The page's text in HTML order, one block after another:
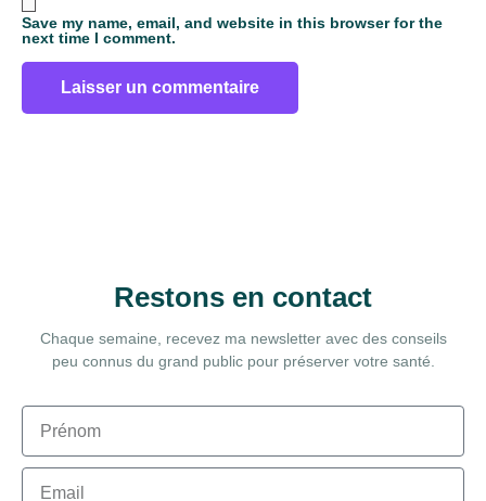
Save my name, email, and website in this browser for the
next time I comment.
Restons en contact
Chaque semaine, recevez ma newsletter avec des conseils
peu connus du grand public pour préserver votre santé.